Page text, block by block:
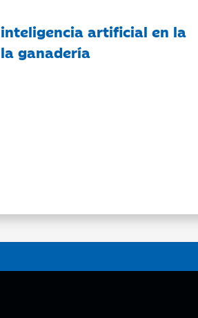
artificial en la
ganadería